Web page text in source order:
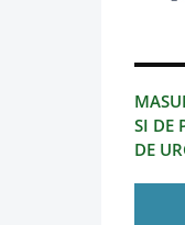
SI DE
DE